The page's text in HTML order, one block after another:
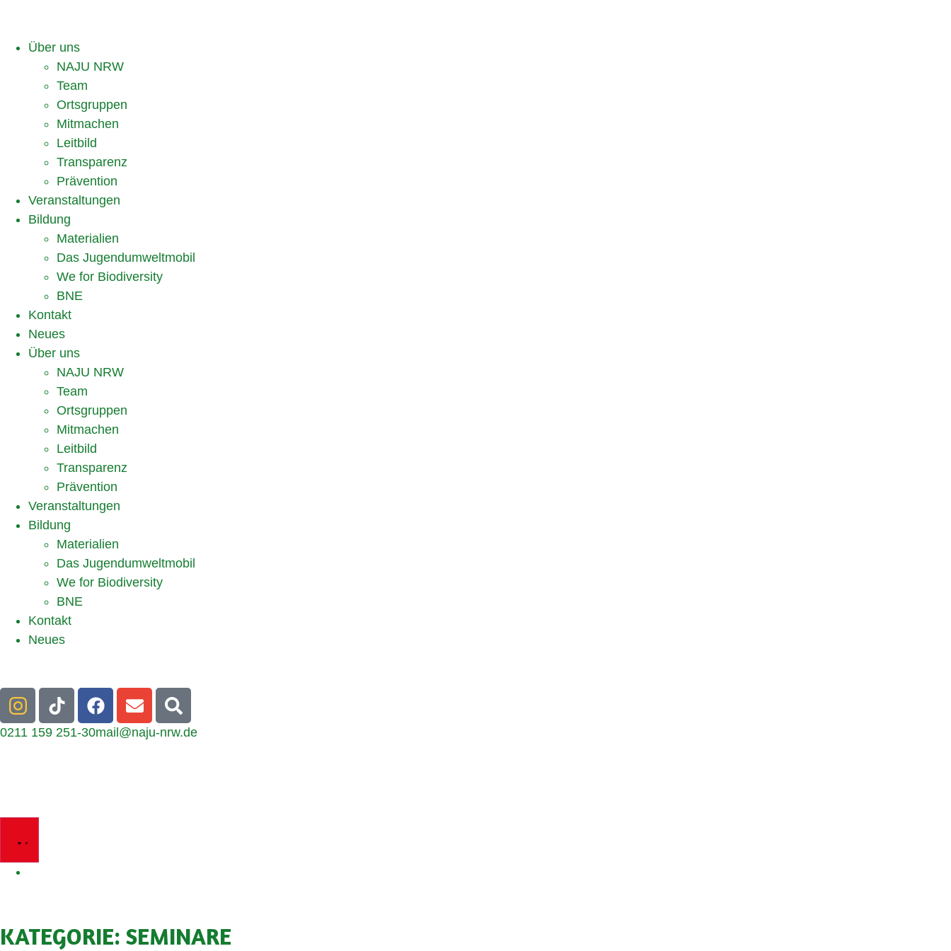
Über uns
NAJU NRW
Team
Ortsgruppen
Mitmachen
Leitbild
Transparenz
Prävention
Veranstaltungen
Bildung
Materialien
Das Jugendumweltmobil
We for Biodiversity
BNE
Kontakt
Neues
Über uns
NAJU NRW
Team
Ortsgruppen
Mitmachen
Leitbild
Transparenz
Prävention
Veranstaltungen
Bildung
Materialien
Das Jugendumweltmobil
We for Biodiversity
BNE
Kontakt
Neues
0211 159 251-30mail@naju-nrw.de
KATEGORIE: SEMINARE